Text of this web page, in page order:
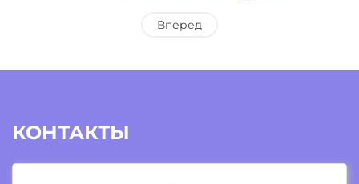
Вперед
КОНТАКТЫ